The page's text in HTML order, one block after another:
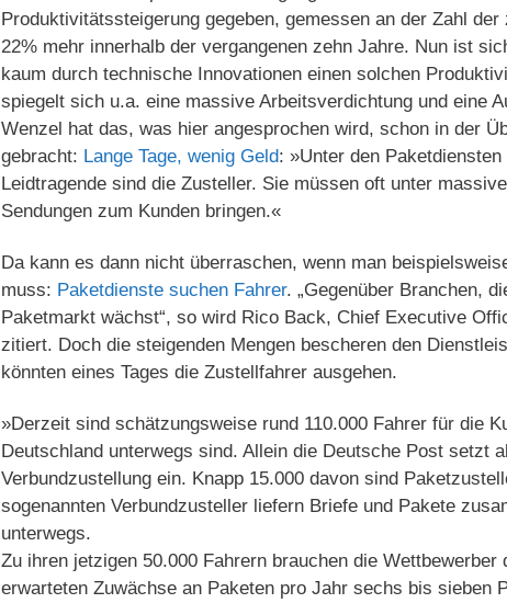
Produktivitätssteigerung gegeben, gemessen an der Zahl
22% mehr innerhalb der vergangenen zehn Jahre. Nun ist
kaum durch technische Innovationen einen solchen
spiegelt sich u.a. eine massive Arbeitsverdichtung und eine
Wenzel hat das, was hier angesprochen wird, schon in der
gebracht: Lange Tage, wenig Geld: »Unter den
Leidtragende sind die Zusteller. Sie müssen oft unter
Sendungen zum Kunden bringen.«
Da kann es dann nicht überraschen, wenn man
muss: Paketdienste suchen Fahrer. „Gegenüber Branchen,
Paketmarkt wächst“, so wird Rico Back, Chief Executive
zitiert. Doch die steigenden Mengen bescheren den
könnten eines Tages die Zustellfahrer ausgehen.
»Derzeit sind schätzungsweise rund 110.000 Fahrer für die
Deutschland unterwegs sind. Allein die Deutsche Post setzt
Verbundzustellung ein. Knapp 15.000 davon sind
sogenannten Verbundzusteller liefern Briefe und Pakete
unterwegs.
Zu ihren jetzigen 50.000 Fahrern brauchen die
erwarteten Zuwächse an Paketen pro Jahr sechs bis sieben